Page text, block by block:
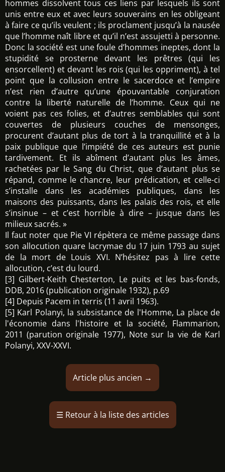
hommes dissolvent tous ces liens par lesquels ils sont
unis entre eux et avec leurs souverains en les obligeant
à faire ce qu’ils veulent ; ils proclament jusqu’à la nausée
que l’homme naît libre et qu’il n’est assujetti à personne.
Donc la société est une foule d’hommes ineptes, dont la
stupidité se prosterne devant les prêtres (qui les
ensorcellent) et devant les rois (qui les oppriment), à tel
point que la collusion entre le sacerdoce et l’empire
n’est rien d’autre qu’une épouvantable conjuration
contre la liberté naturelle de l’homme. Ceux qui ne
voient pas ces folies, et d’autres semblables qui sont
couvertes de plusieurs couches de mensonges,
procurent d’autant plus de tort à la tranquillité et à la
paix publique que l’impiété de ces auteurs est punie
tardivement. Et ils abîment d’autant plus les âmes,
rachetées par le Sang du Christ, que d’autant plus se
répand, comme le chancre, leur prédication, et celle-ci
s’installe dans les académies publiques, dans les
maisons des puissants, dans les palais des rois, et elle
s’insinue – et c’est horrible à dire – jusque dans les
milieux sacrés. »
Il faut noter que Pie VI répètera ce même passage dans
son allocution quare lacrymae du 17 juin 1793 au sujet
de la mort de Louis XVI. N’hésitez pas à lire cette
allocution, c’est du lourd.
[3] Gilbert-Keith Chesterton, Le puits et les bas-fonds,
DDB, 2016 (publication originale 1932), p.69
[4] Depuis Pacem in terris (11 avril 1963).
[5] Karl Polanyi, la subsistance de l'Homme, La place de
l'économie dans l'histoire et la société, Flammarion,
2011 (parution originale 1977), Note sur la vie de Karl
Polanyi, XXV-XXVI.
Article plus ancien →
☰ Retour à la liste des articles